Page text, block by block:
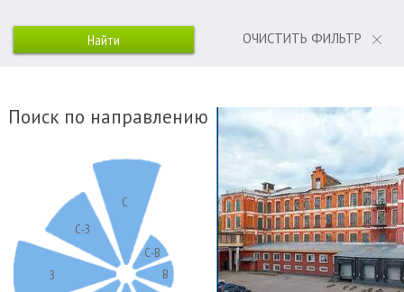
ОЧИСТИТЬ ФИЛЬТР
Поиск по направлению
С
С-В
В
З
С-З